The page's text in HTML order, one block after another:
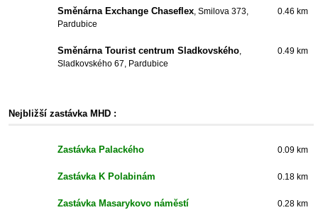
Směnárna Exchange Chaseflex, Smilova 373,
Pardubice
0.46 km
Směnárna Tourist centrum Sladkovského,
Sladkovského 67, Pardubice
0.49 km
Nejbližší zastávka MHD :
Zastávka Palackého 0.09 km
Zastávka K Polabinám 0.18 km
Zastávka Masarykovo náměstí 0.28 km